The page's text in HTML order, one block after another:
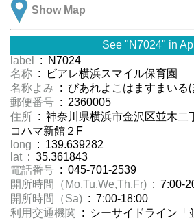
Show Map
See "N7024" in
label
: N7024
名称 : ビアレ横浜スマイル保育園
名称よみ : びあれよこはますまいる
郵便番号 : 2360005
住所 : 神奈川県横浜市金沢区並木
コハマ新館２F
long : 139.639282
lat : 35.361843
電話番号 : 045-701-2539
開所時間（Mo,Tu,We,Th,Fr) : 7:00-
開所時間（Sa) : 7:00-18:00
利用交通機関
: シーサイドライン「